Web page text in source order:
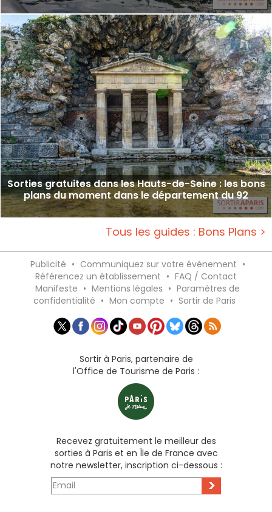
Sorties gratuites dans les Hauts-de-Seine : les bons
plans du moment dans le département du 92
Tous les guides : Bons Plans >
Publicité • Communiquez sur votre événement •
Référencez un établissement • FAQ / Contact
Manifeste • Mentions légales • Paramètres de
confidentialité • Mon compte • Sortir de Paris
Sortir à Paris, partenaire de
l'Office de Tourisme de Paris :
Recevez gratuitement le meilleur des
sorties à Paris et en Île de France avec
notre newsletter, inscription ci-dessous :
>